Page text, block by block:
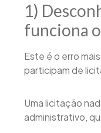
1)
funciona
Este é o erro
participam de
Uma licitação
administrativo,